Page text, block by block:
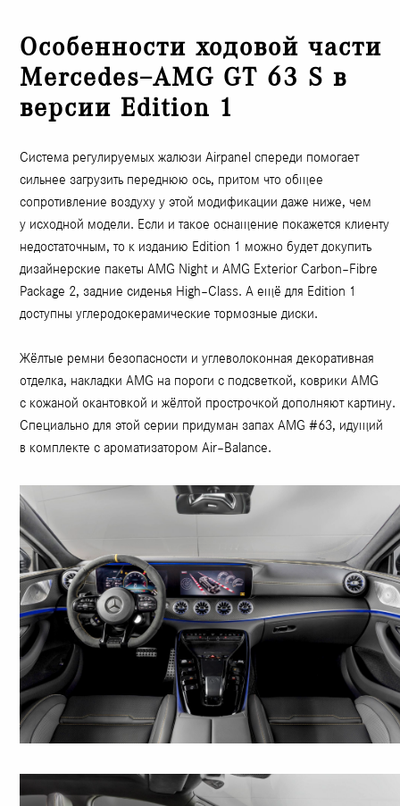
Особенности ходовой части
Mercedes–AMG GT 63 S в
версии Edition 1
Система регулируемых жалюзи Airpanel спереди помогает
сильнее загрузить переднюю ось, притом что общее
сопротивление воздуху у этой модификации даже ниже, чем
у исходной модели. Если и такое оснащение покажется клиенту
недостаточным, то к изданию Edition 1 можно будет докупить
дизайнерские пакеты AMG Night и AMG Exterior Carbon–Fibre
Package 2, задние сиденья High–Class. А ещё для Edition 1
доступны углеродокерамические тормозные диски.
Жёлтые ремни безопасности и углеволоконная декоративная
отделка, накладки AMG на пороги с подсветкой, коврики AMG
с кожаной окантовкой и жёлтой прострочкой дополняют картину.
Специально для этой серии придуман запах AMG #63, идущий
в комплекте с ароматизатором Air–Balance.